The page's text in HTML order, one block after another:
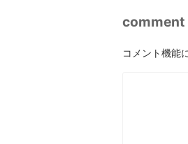
comment
コメント機能